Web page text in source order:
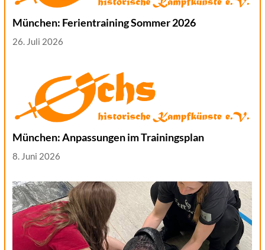
München: Ferientraining Sommer 2026
26. Juli 2026
München: Anpassungen im Trainingsplan
8. Juni 2026